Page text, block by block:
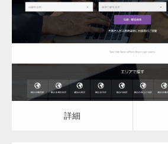
介護付き有料老人ホーム
詳細 検索サイト
詳細